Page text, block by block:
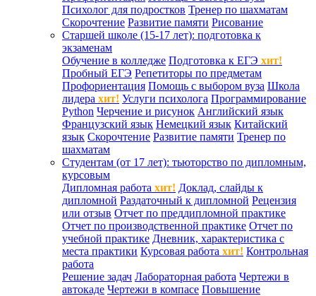
Психолог для подростков Тренер по шахматам
Скорочтение Развитие памяти Рисование
Старшей школе (15-17 лет): подготовка к
экзаменам
Обучение в колледже Подготовка к ЕГЭ хит!
Пробный ЕГЭ Репетиторы по предметам
Профориентация Помощь с выбором вуза Школа
лидера хит! Услуги психолога Программирование
Python Черчение и рисунок Английский язык
Французский язык Немецкий язык Китайский
язык Скорочтение Развитие памяти Тренер по
шахматам
Студентам (от 17 лет): тьюторство по дипломным,
курсовым
Дипломная работа хит! Доклад, слайды к
дипломной Раздаточный к дипломной Рецензия
или отзыв Отчет по преддипломной практике
Отчет по производственной практике Отчет по
учебной практике Дневник, характеристика с
места практики Курсовая работа хит! Контрольная
работа
Решение задач Лабораторная работа Чертежи в
автокаде Чертежи в компасе Повышение